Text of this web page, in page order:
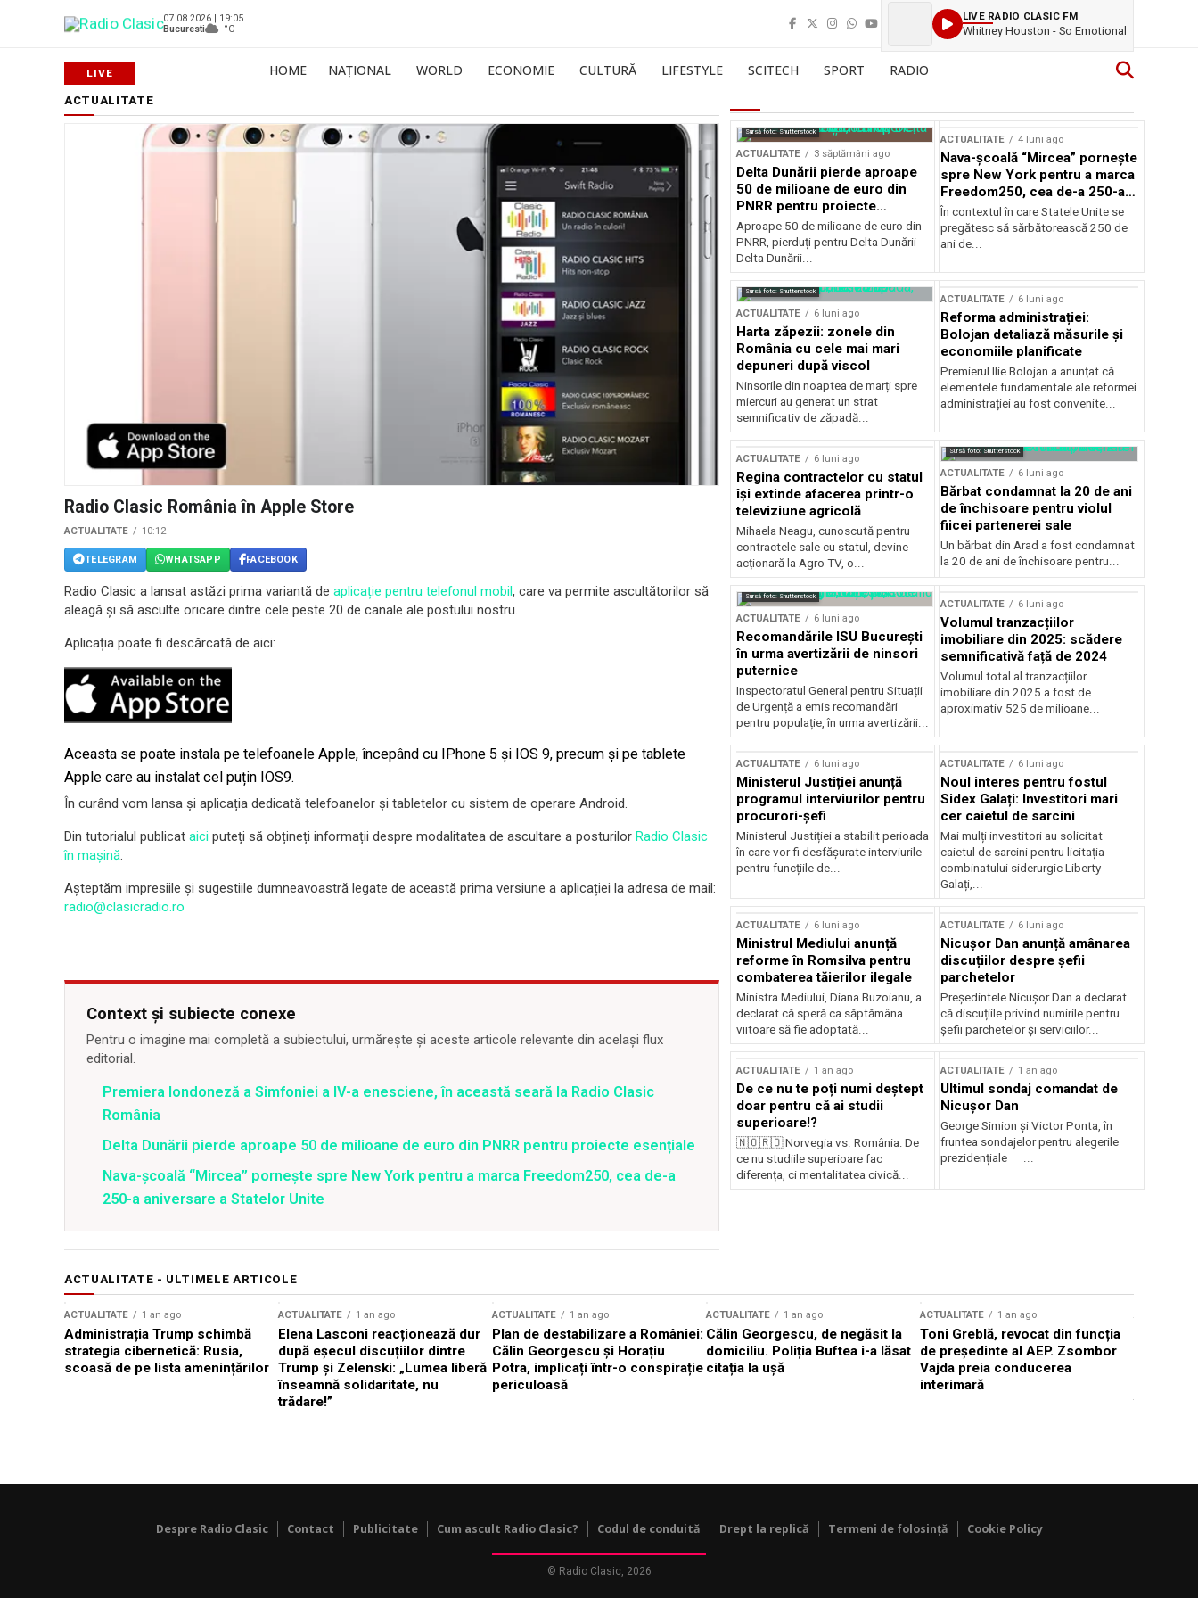
07.08.2026 | 19:05
Bucuresti
--°C
LIVE RADIO CLASIC FM
Whitney Houston - So Emotional
HOME NAȚIONAL WORLD ECONOMIE CULTURĂ LIFESTYLE SCITECH SPORT RADIO
ACTUALITATE
Radio Clasic România în Apple Store
ACTUALITATE 10:12
TELEGRAM WHATSAPP FACEBOOK
Radio Clasic a lansat astăzi prima variantă de aplicație pentru telefonul mobil, care va permite ascultătorilor să
aleagă și să asculte oricare dintre cele peste 20 de canale ale postului nostru.
Aplicația poate fi descărcată de aici:
Aceasta se poate instala pe telefoanele Apple, începând cu IPhone 5 și IOS 9, precum și pe tablete
Apple care au instalat cel puțin IOS9.
În curând vom lansa și aplicația dedicată telefoanelor și tabletelor cu sistem de operare Android.
Din tutorialul publicat aici puteți să obțineți informații despre modalitatea de ascultare a posturilor Radio Clasic
în mașină.
Așteptăm impresiile și sugestiile dumneavoastră legate de această prima versiune a aplicației la adresa de mail:
radio@clasicradio.ro
Context și subiecte conexe
Pentru o imagine mai completă a subiectului, urmărește și aceste articole relevante din același flux
editorial.
Premiera londoneză a Simfoniei a IV-a enesciene, în această seară la Radio Clasic
România
Delta Dunării pierde aproape 50 de milioane de euro din PNRR pentru proiecte esențiale
Nava-școală “Mircea” pornește spre New York pentru a marca Freedom250, cea de-a
250-a aniversare a Statelor Unite
Sursă foto: Shutterstock
ACTUALITATE 3 săptămâni ago
Delta Dunării pierde aproape
50 de milioane de euro din
PNRR pentru proiecte
esențiale
Aproape 50 de milioane de euro din
PNRR, pierduți pentru Delta Dunării
Delta Dunării...
ACTUALITATE 4 luni ago
Nava-școală “Mircea” pornește
spre New York pentru a marca
Freedom250, cea de-a 250-a
aniversare a Statelor Unite
În contextul în care Statele Unite se
pregătesc să sărbătorească 250 de
ani de...
Sursă foto: Shutterstock
ACTUALITATE 6 luni ago
Harta zăpezii: zonele din
România cu cele mai mari
depuneri după viscol
Ninsorile din noaptea de marți spre
miercuri au generat un strat
semnificativ de zăpadă...
ACTUALITATE 6 luni ago
Reforma administrației:
Bolojan detaliază măsurile și
economiile planificate
Premierul Ilie Bolojan a anunțat că
elementele fundamentale ale reformei
administrației au fost convenite...
ACTUALITATE 6 luni ago
Regina contractelor cu statul
își extinde afacerea printr-o
televiziune agricolă
Mihaela Neagu, cunoscută pentru
contractele sale cu statul, devine
acționară la Agro TV, o...
Sursă foto: Shutterstock
ACTUALITATE 6 luni ago
Bărbat condamnat la 20 de ani
de închisoare pentru violul
fiicei partenerei sale
Un bărbat din Arad a fost condamnat
la 20 de ani de închisoare pentru...
Sursă foto: Shutterstock
ACTUALITATE 6 luni ago
Recomandările ISU București
în urma avertizării de ninsori
puternice
Inspectoratul General pentru Situații
de Urgență a emis recomandări
pentru populație, în urma avertizării...
ACTUALITATE 6 luni ago
Volumul tranzacțiilor
imobiliare din 2025: scădere
semnificativă față de 2024
Volumul total al tranzacțiilor
imobiliare din 2025 a fost de
aproximativ 525 de milioane...
ACTUALITATE 6 luni ago
Ministerul Justiției anunță
programul interviurilor pentru
procurori-șefi
Ministerul Justiției a stabilit perioada
în care vor fi desfășurate interviurile
pentru funcțiile de...
ACTUALITATE 6 luni ago
Noul interes pentru fostul
Sidex Galați: Investitori mari
cer caietul de sarcini
Mai mulți investitori au solicitat
caietul de sarcini pentru licitația
combinatului siderurgic Liberty
Galați,...
ACTUALITATE 6 luni ago
Ministrul Mediului anunță
reforme în Romsilva pentru
combaterea tăierilor ilegale
Ministra Mediului, Diana Buzoianu, a
declarat că speră ca săptămâna
viitoare să fie adoptată...
ACTUALITATE 6 luni ago
Nicușor Dan anunță amânarea
discuțiilor despre șefii
parchetelor
Președintele Nicușor Dan a declarat
că discuțiile privind numirile pentru
șefii parchetelor și serviciilor...
ACTUALITATE 1 an ago
De ce nu te poți numi deștept
doar pentru că ai studii
superioare!?
🇳🇴🇷🇴 Norvegia vs. România: De
ce nu studiile superioare fac
diferența, ci mentalitatea civică...
ACTUALITATE 1 an ago
Ultimul sondaj comandat de
Nicușor Dan
George Simion și Victor Ponta, în
fruntea sondajelor pentru alegerile
prezidențiale ...
ACTUALITATE - ULTIMELE ARTICOLE
ACTUALITATE 1 an ago
Administrația Trump schimbă
strategia cibernetică: Rusia,
scoasă de pe lista amenințărilor
ACTUALITATE 1 an ago
Elena Lasconi reacționează dur
după eșecul discuțiilor dintre
Trump și Zelenski: „Lumea liberă
înseamnă solidaritate, nu
trădare!”
ACTUALITATE 1 an ago
Plan de destabilizare a României:
Călin Georgescu și Horațiu
Potra, implicați într-o conspirație
periculoasă
ACTUALITATE 1 an ago
Călin Georgescu, de negăsit la
domiciliu. Poliția Buftea i-a lăsat
citația la ușă
ACTUALITATE 1 an ago
Toni Greblă, revocat din funcția
de președinte al AEP. Zsombor
Vajda preia conducerea
interimară
Despre Radio Clasic Contact Publicitate Cum ascult Radio Clasic? Codul de conduită Drept la replică Termeni de folosință Cookie Policy
© Radio Clasic, 2026